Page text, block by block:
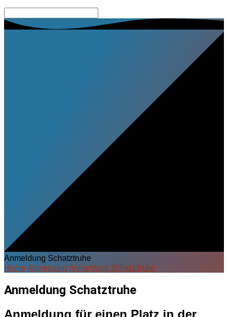
Anmeldung Schatztruhe
Home Anmeldung Anmeldung Schatztruhe
Anmeldung Schatztruhe
Anmeldung für einen Platz in der